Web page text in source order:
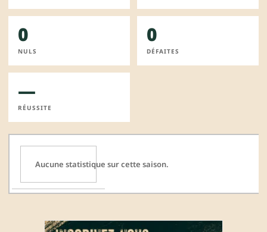
0
NULS
0
DÉFAITES
—
RÉUSSITE
Aucune statistique sur cette saison.